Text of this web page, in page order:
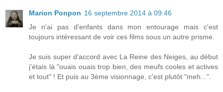
Marion Ponpon 16 septembre 2014 à 09:46
Je n'ai pas d'enfants dans mon entourage mais c'est
toujours intéressant de voir ces films sous un autre prisme.
Je suis super d'accord avec La Reine des Neiges, au début
j'étais là "ouais ouais trop bien, des meufs cooles et actives
et tout" ! Et puis au 3ème visionnage, c'est plutôt "meh...".